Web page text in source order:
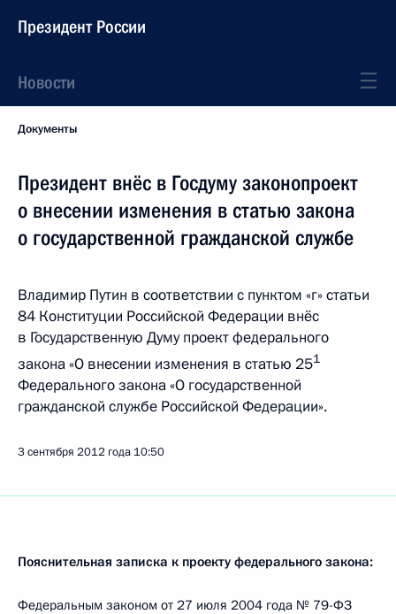
Президент России
Новости
Документы
Президент внёс в Госдуму законопроект
о внесении изменения в статью закона
о государственной гражданской службе
Владимир Путин в соответствии с пунктом «г» статьи
84 Конституции Российской Федерации внёс
в Государственную Думу проект федерального
закона «О внесении изменения в статью 251
Федерального закона «О государственной
гражданской службе Российской Федерации».
3 сентября 2012 года 10:50
Пояснительная записка к проекту федерального закона:
Федеральным законом от 27 июля 2004 года № 79-ФЗ